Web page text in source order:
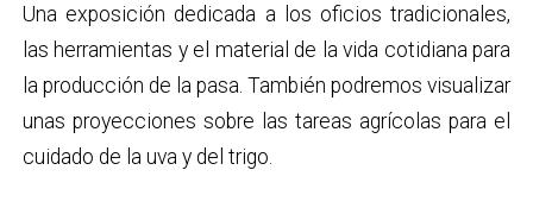
Una exposición dedicada a los oficios tradicionales,
las herramientas y el material de la vida cotidiana para
la producción de la pasa. También podremos visualizar
unas proyecciones sobre las tareas agrícolas para el
cuidado de la uva y del trigo.